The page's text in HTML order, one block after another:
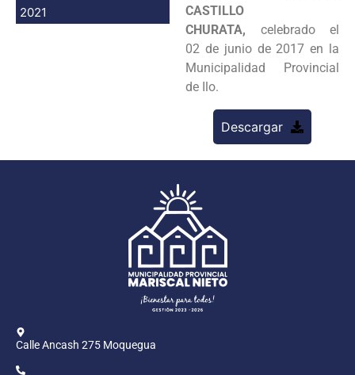
2021
CASTILLO
CHURATA, celebrado el
02 de junio de 2017 en la
Municipalidad Provincial
de Ilo.
Descargar
Calle Ancash 275 Moquegua